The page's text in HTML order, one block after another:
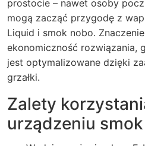
prostocie – nawet osoby
mogą zacząć przygodę z
Liquid i smok nobo.
ekonomiczność rozwiązania,
jest optymalizowane dzięki
grzałki.
Zalety
urządzeniu